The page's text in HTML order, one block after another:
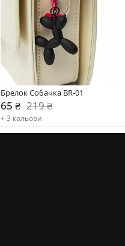
Брелок Собачка BR-01
65 ₴ 219 ₴
+ 3 кольори